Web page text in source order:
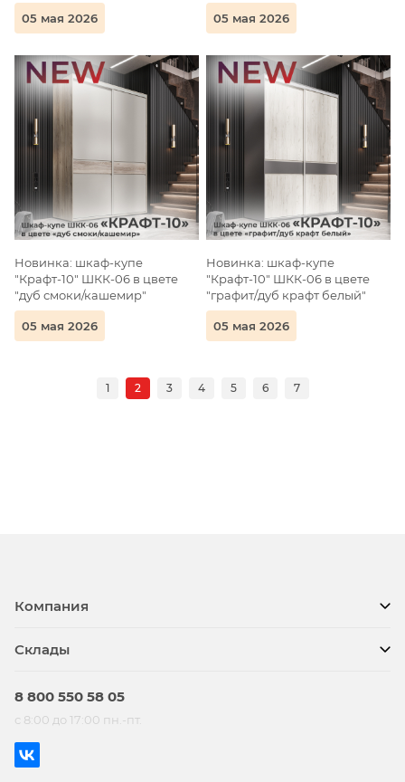
05 мая 2026 05 мая 2026
Новинка: шкаф-купе
"Крафт-10" ШКК-06 в цвете
"дуб смоки/кашемир"
05 мая 2026
Новинка: шкаф-купе
"Крафт-10" ШКК-06 в цвете
"графит/дуб крафт белый"
05 мая 2026
1 2 3 4 5 6 7
Компания
Склады
8 800 550 58 05
с 8:00 до 17:00 пн.-пт.